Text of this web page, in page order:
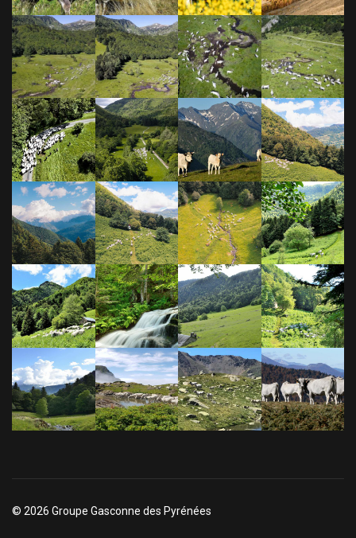
© 2026 Groupe Gasconne des Pyrénées